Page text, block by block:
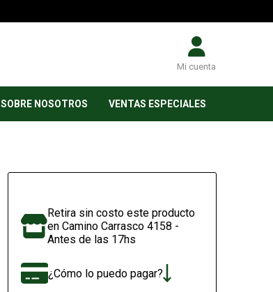
Mi cuenta
SOBRE NOSOTROS VENTAS ESPECIALES
Retira sin costo este producto
en Camino Carrasco 4158 -
Antes de las 17hs
¿Cómo lo puedo pagar?